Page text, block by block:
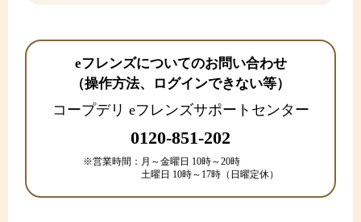
eフレンズについてのお問い合わせ
（操作方法、ログインできない等）
コープデリ eフレンズサポートセンター
0120-851-202
※営業時間： 月～金曜日 10時～20時
土曜日 10時～17時（日曜定休）